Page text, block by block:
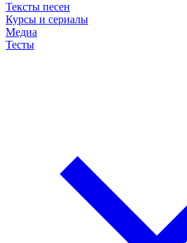
Тексты песен
Курсы и сериалы
Медиа
Тесты